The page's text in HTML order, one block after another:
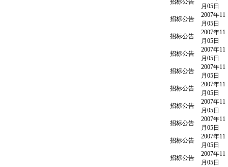
招标公告
月05日
招标公告
2007年11
月05日
招标公告
2007年11
月05日
招标公告
2007年11
月05日
招标公告
2007年11
月05日
招标公告
2007年11
月05日
招标公告
2007年11
月05日
招标公告
2007年11
月05日
招标公告
2007年11
月05日
招标公告
2007年11
月05日